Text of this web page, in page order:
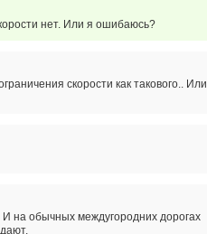
нет. Или я ошибаюсь?
скорости как такового.. Или
на обычных междугородних дорогах